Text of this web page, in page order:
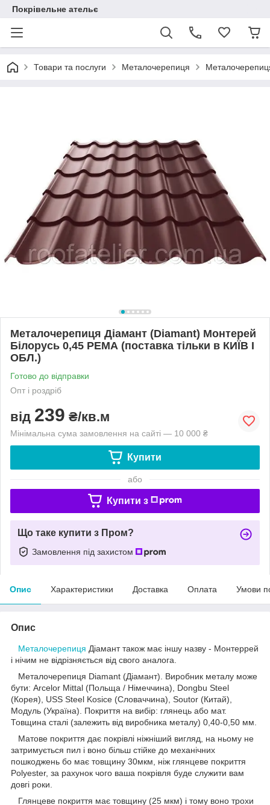
Покрівельне ательє
Товари та послуги Металочерепиця
Металочерепиця Діамант (Diamant) Монтерей
Білорусь 0,45 РЕМА (поставка тільки в КИЇВ І
ОБЛ.)
Готово до відправки
Опт і роздріб
від 239 ₴/кв.м
Мінімальна сума замовлення на сайті — 10 000 ₴
Купити
або
Купити з
Що таке купити з Пром?
Замовлення під захистом
Опис Характеристики Доставка Оплата Умови
Опис
Металочерепиця Діамант також має іншу назву - Монтеррей
і нічим не відрізняється від свого аналога.
Металочерепиця Diamant (Діамант). Виробник металу може
бути: Arcelor Mittal (Польща / Німеччина), Dongbu Steel
(Корея), USS Steel Kosice (Словаччина), Soutor (Китай),
Модуль (Україна). Покриття на вибір: глянець або мат.
Товщина сталі (залежить від виробника металу) 0,40-0,50 мм.
Матове покриття дає покрівлі ніжніший вигляд, на ньому не
затримується пил і воно більш стійке до механічних
пошкоджень бо має товщину 30мкм, ніж глянцеве покриття
Polyester, за рахунок чого ваша покрівля буде служити вам
довгі роки.
Глянцеве покриття має товщину (25 мкм) і тому воно трохи